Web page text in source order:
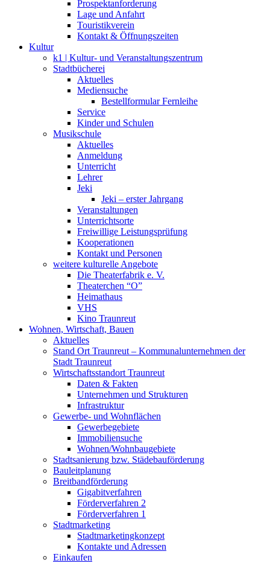
Prospektanforderung
Lage und Anfahrt
Touristikverein
Kontakt & Öffnungszeiten
Kultur
k1 | Kultur- und Veranstaltungszentrum
Stadtbücherei
Aktuelles
Mediensuche
Bestellformular Fernleihe
Service
Kinder und Schulen
Musikschule
Aktuelles
Anmeldung
Unterricht
Lehrer
Jeki
Jeki – erster Jahrgang
Veranstaltungen
Unterrichtsorte
Freiwillige Leistungsprüfung
Kooperationen
Kontakt und Personen
weitere kulturelle Angebote
Die Theaterfabrik e. V.
Theaterchen “O”
Heimathaus
VHS
Kino Traunreut
Wohnen, Wirtschaft, Bauen
Aktuelles
Stand Ort Traunreut – Kommunalunternehmen der
Stadt Traunreut
Wirtschaftsstandort Traunreut
Daten & Fakten
Unternehmen und Strukturen
Infrastruktur
Gewerbe- und Wohnflächen
Gewerbegebiete
Immobiliensuche
Wohnen/Wohnbaugebiete
Stadtsanierung bzw. Städebauförderung
Bauleitplanung
Breitbandförderung
Gigabitverfahren
Förderverfahren 2
Förderverfahren 1
Stadtmarketing
Stadtmarketingkonzept
Kontakte und Adressen
Einkaufen